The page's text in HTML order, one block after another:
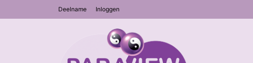
Deelname Inloggen